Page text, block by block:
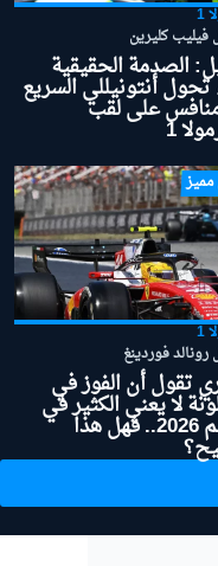
1
فيليب كليرين
الصدمة الحقيقية
أنتونيللي السريع
على لقب
1
1
فوردينغ
تقول أن الفوز في
لا يعني الكثير في
موسم 2026.. فهل هذا